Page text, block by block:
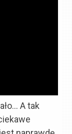
A tak